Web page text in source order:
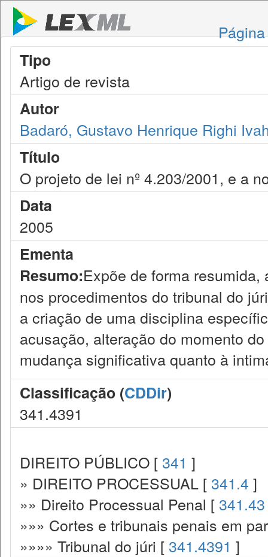
Tipo
Artigo de revista
Autor
Badaró, Gustavo Henrique Righi
Título
O projeto de lei nº 4.203/2001, e a
Data
2005
Ementa
Resumo:Expõe de forma
nos procedimentos do tribunal do
a criação de uma disciplina
acusação, alteração do momento
mudança significativa quanto à
Classificação (CDDir)
341.4391
DIREITO PÚBLICO [ 341 ]
» DIREITO PROCESSUAL [ 341.4 ]
»» Direito Processual Penal [ 341.43
»»» Cortes e tribunais penais em
»»»» Tribunal do júri [ 341.4391 ]